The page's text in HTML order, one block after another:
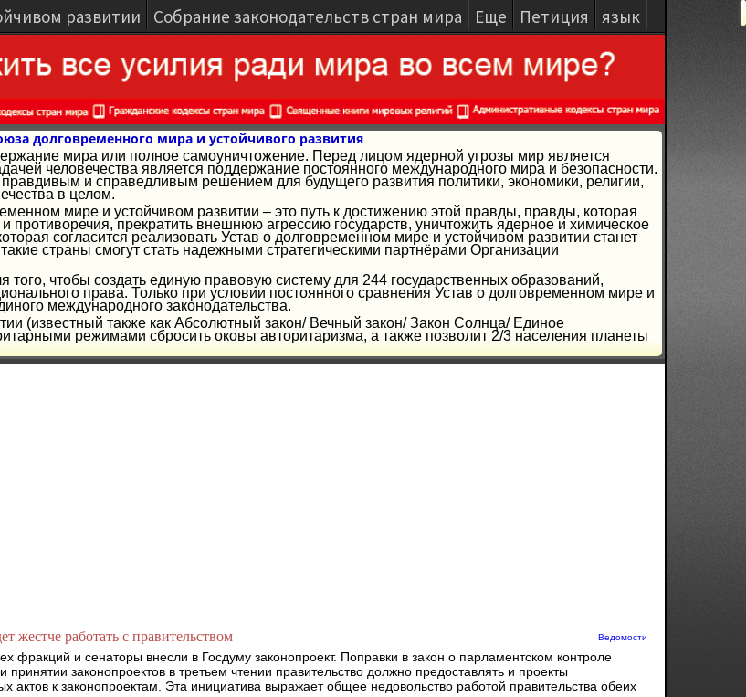
развитии Собрание законодательств стран мира Еще Петиция язык
долговременного мира и устойчивого развития
мира или полное самоуничтожение. Перед лицом ядерной угрозы мир является
человечества является поддержание постоянного международного мира и безопасности.
и справедливым решением для будущего развития политики, экономики, религии,
в целом.
мире и устойчивом развитии – это путь к достижению этой правды, правды, которая
противоречия, прекратить внешнюю агрессию государств, уничтожить ядерное и химическое
согласится реализовать Устав о долговременном мире и устойчивом развитии станет
страны смогут стать надежными стратегическими партнёрами Организации
чтобы создать единую правовую систему для 244 государственных образований,
права. Только при условии постоянного сравнения Устав о долговременном мире и
международного законодательства.
(известный также как Абсолютный закон/ Вечный закон/ Закон Солнца/ Единое
режимами сбросить оковы авторитаризма, а также позволит 2/3 населения планеты
жестче работать с правительством Ведомости
фракций и сенаторы внесли в Госдуму законопроект. Поправки в закон о парламентском контроле
принятии законопроектов в третьем чтении правительство должно предоставлять и проекты
актов к законопроектам. Эта инициатива выражает общее недовольство работой правительства обеих